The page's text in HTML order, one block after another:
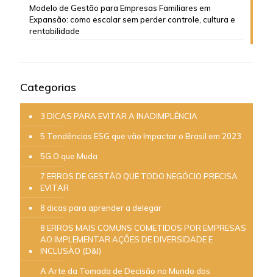
Modelo de Gestão para Empresas Familiares em
Expansão: como escalar sem perder controle, cultura e
rentabilidade
Categorias
3 DICAS PARA EVITAR A INADIMPLÊNCIA
5 Tendências ESG que vão Impactar o Brasil em 2023
5G O que Muda
7 ERROS DE GESTÃO QUE TODO NEGÓCIO PRECISA
EVITAR
8 dicas para aprender a delegar
8 ERROS MAIS COMUNS COMETIDOS POR EMPRESAS
AO IMPLEMENTAR AÇÕES DE DIVERSIDADE E
INCLUSÀO (D&I)
A Arte da Tomada de Decisão no Mundo dos